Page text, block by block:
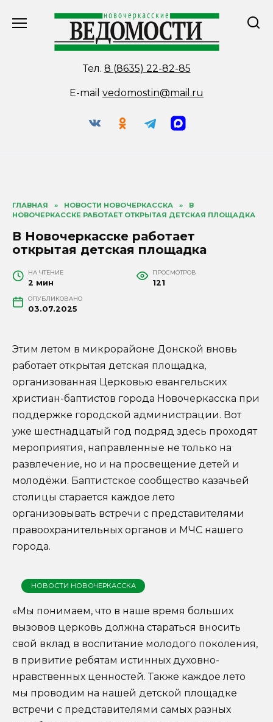
Тел. 8 (8635) 22-82-85
E-mail vedomostin@mail.ru
ГЛАВНАЯ » НОВОСТИ НОВОЧЕРКАССКА »
В
НОВОЧЕРКАССКЕ РАБОТАЕТ ОТКРЫТАЯ ДЕТСКАЯ ПЛОЩАДКА
В Новочеркасске работает
открытая детская площадка
НА ЧТЕНИЕ
2 мин
ПРОСМОТРОВ
121
ОПУБЛИКОВАНО
03.07.2025
Этим летом в микрорайоне Донской вновь
работает открытая детская площадка,
организованная Церковью евангельских
христиан-баптистов города Новочеркасска при
поддержке городской администрации. Вот
уже шестнадцатый год подряд здесь проходят
мероприятия, направленные не только на
развлечение, но и на просвещение детей и
молодёжи. Баптистское сообщество казачьей
столицы старается каждое лето
организовывать встречи с представителями
правоохранительных органов и МЧС нашего
города.
НОВОСТИ НОВОЧЕРКАССКА
«Мы понимаем, что в наше время больших
вызовов церковь должна стараться вносить
свой вклад в воспитание молодого поколения,
в привитие ребятам истинных духовно-
нравственных ценностей. Также каждое лето
мы проводим на нашей детской площадке
встречи с представителями самых разных